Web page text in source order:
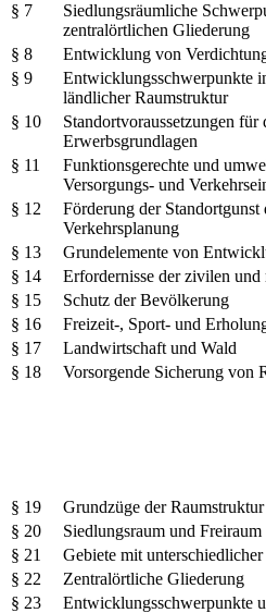
§ 7
Siedlungsräumliche
zentralörtlichen Gliederung
§ 8
Entwicklung von
§ 9
Entwicklungsschwerpunkte
ländlicher Raumstruktur
§ 10
Standortvoraussetzungen
Erwerbsgrundlagen
§ 11
Funktionsgerechte und
Versorgungs- und
§ 12
Förderung der
Verkehrsplanung
§ 13
Grundelemente von
§ 14
Erfordernisse der zivilen
§ 15
Schutz der Bevölkerung
§ 16
Freizeit-, Sport- und
§ 17
Landwirtschaft und Wald
§ 18
Vorsorgende Sicherung von
§ 19
Grundzüge der Raumstruktur
§ 20
Siedlungsraum und Freiraum
§ 21
Gebiete mit
§ 22
Zentralörtliche Gliederung
§ 23
Entwicklungsschwerpunkte